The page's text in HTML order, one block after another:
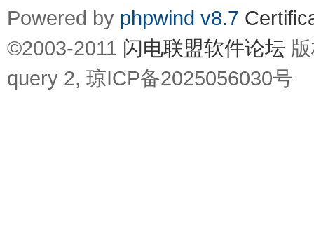
Powered by phpwind v8.7
©2003-2011 闪电联盟软件论坛
query 2, 琼ICP备2025056030号